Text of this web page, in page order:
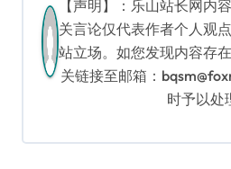
【声明】：乐山站长网内
关言论仅代表作者个人观
站立场。如您发现内容存
关链接至邮箱：
时予以处